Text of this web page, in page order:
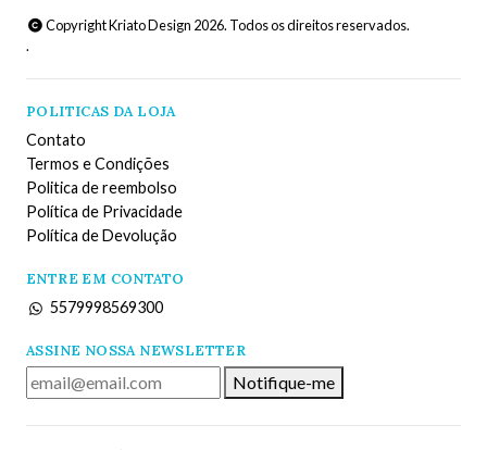
Copyright Kriato Design 2026. Todos os direitos reservados.
.
POLITICAS DA LOJA
Contato
Termos e Condições
Politica de reembolso
Política de Privacidade
Política de Devolução
ENTRE EM CONTATO
5579998569300
ASSINE NOSSA NEWSLETTER
Notifique-me